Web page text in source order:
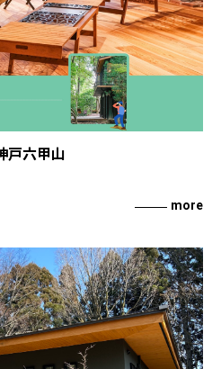
戸六甲山
more